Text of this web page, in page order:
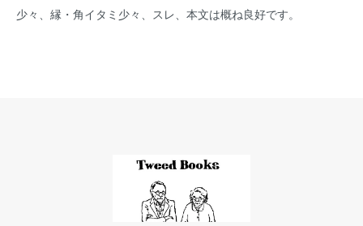
少々、縁・角イタミ少々、スレ、本文は概ね良好です。